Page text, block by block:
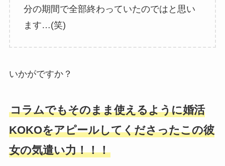
分の期間で全部終わっていたのではと思い
ます…(笑)
いかがですか？
コラムでもそのまま使えるように婚活
KOKOをアピールしてくださったこの彼
女の気遣い力！！！